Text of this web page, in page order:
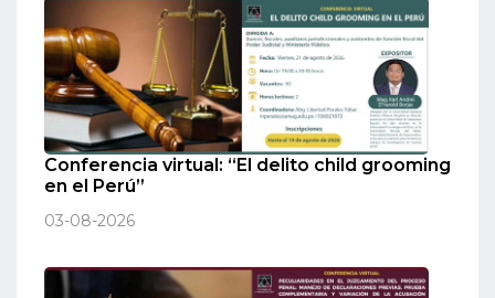
Conferencia virtual: “El delito child grooming
en el Perú”
03-08-2026